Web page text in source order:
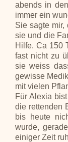
abends in
immer ein
Sie sagte mir,
sie und die
Hilfe. Ca 150
fast nicht zu
sie weiss
gewisse
mit vielen
Für Alexia
die rettenden
bis heute
wurde,
einiger Zeit